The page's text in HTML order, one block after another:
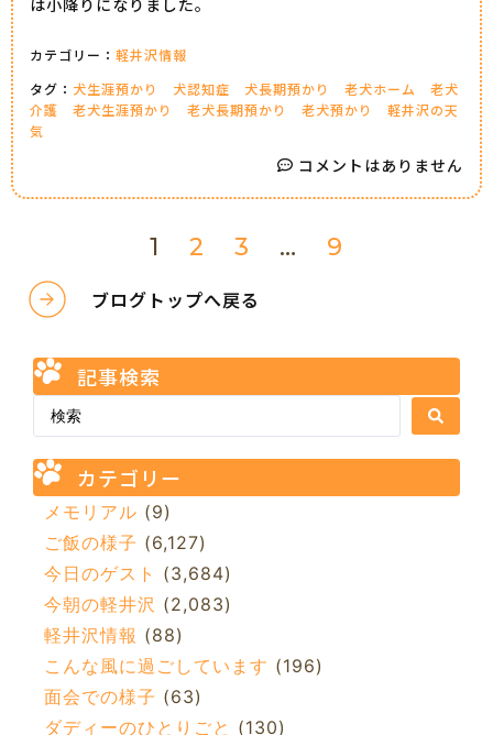
は小降りになりました。
カテゴリー： 軽井沢情報
タグ： 犬生涯預かり 犬認知症 犬長期預かり 老犬ホーム
老犬
介護
老犬生涯預かり 老犬長期預かり 老犬預かり
軽井沢の天
気
コメントはありません
1 2 3 … 9
ブログトップへ戻る
記事検索
カテゴリー
メモリアル (9)
ご飯の様子 (6,127)
今日のゲスト (3,684)
今朝の軽井沢 (2,083)
軽井沢情報 (88)
こんな風に過ごしています (196)
面会での様子 (63)
ダディーのひとりごと (130)